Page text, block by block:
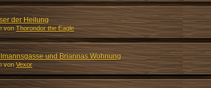
der Heilung
von Thorondor the Eagle
und Briannas Wohnung
von Vexor